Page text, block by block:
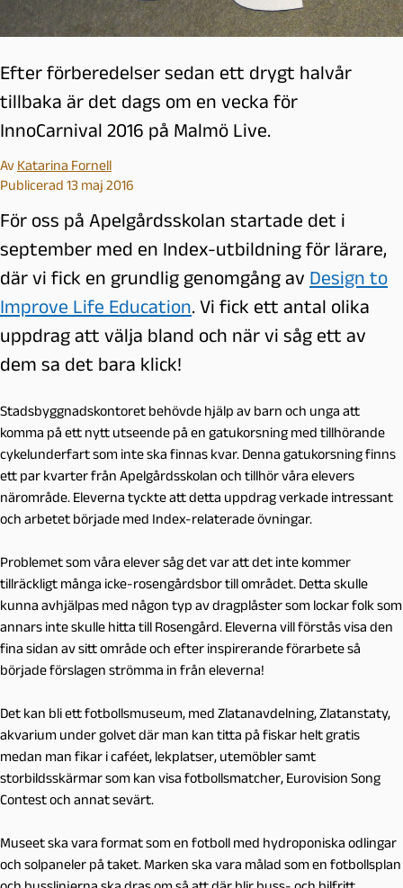
Efter förberedelser sedan ett drygt halvår
tillbaka är det dags om en vecka för
InnoCarnival 2016 på Malmö Live.
Av Katarina Fornell
Publicerad 13 maj 2016
För oss på Apelgårdsskolan startade det i
september med en Index-utbildning för lärare,
där vi fick en grundlig genomgång av Design to
Improve Life Education. Vi fick ett antal olika
uppdrag att välja bland och när vi såg ett av
dem sa det bara klick!
Stadsbyggnadskontoret behövde hjälp av barn och unga att
komma på ett nytt utseende på en gatukorsning med tillhörande
cykelunderfart som inte ska finnas kvar. Denna gatukorsning finns
ett par kvarter från Apelgårdsskolan och tillhör våra elevers
närområde. Eleverna tyckte att detta uppdrag verkade intressant
och arbetet började med Index-relaterade övningar.
Problemet som våra elever såg det var att det inte kommer
tillräckligt många icke-rosengårdsbor till området. Detta skulle
kunna avhjälpas med någon typ av dragplåster som lockar folk som
annars inte skulle hitta till Rosengård. Eleverna vill förstås visa den
fina sidan av sitt område och efter inspirerande förarbete så
började förslagen strömma in från eleverna!
Det kan bli ett fotbollsmuseum, med Zlatanavdelning, Zlatanstaty,
akvarium under golvet där man kan titta på fiskar helt gratis
medan man fikar i caféet, lekplatser, utemöbler samt
storbildsskärmar som kan visa fotbollsmatcher, Eurovision Song
Contest och annat sevärt.
Museet ska vara format som en fotboll med hydroponiska odlingar
och solpaneler på taket. Marken ska vara målad som en fotbollsplan